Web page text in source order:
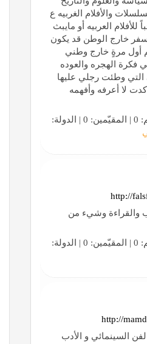
والأفلام الغربيه ع
العربيه أو مايبث
خارج الوطن قد يكون
أول مرةٍ خارج وطني
فكرة الهجره والعوده
التي وطئت رجلي عليها
لا أعرفه وأفهمه
http://
والقراءة وشيء من
http://
السينمائي و الأدب